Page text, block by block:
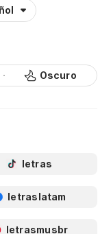
Oscuro
letras
letraslatam
letrasmusbr